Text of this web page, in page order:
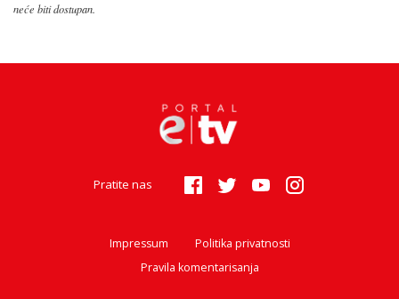
neće biti dostupan.
Pratite nas
Impressum
Politika privatnosti
Pravila komentarisanja